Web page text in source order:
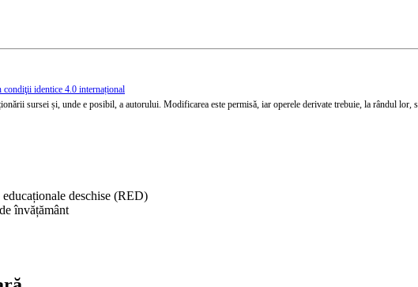
identice 4.0 internațional
sursei și, unde e posibil, a autorului. Modificarea este permisă, iar operele derivate trebuie, la rândul lor,
deschise (RED)
învățământ